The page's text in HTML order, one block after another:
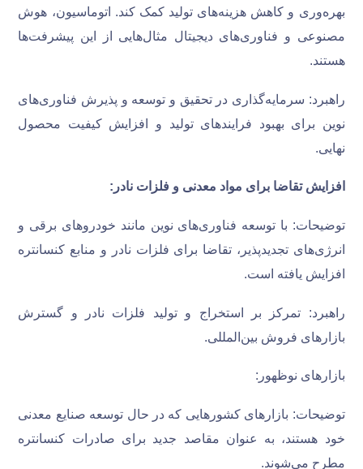
بهره‌وری و کاهش هزینه‌های تولید کمک کند. اتوماسیون، هوش
مصنوعی و فناوری‌های دیجیتال مثال‌هایی از این پیشرفت‌ها
هستند.
راهبرد: سرمایه‌گذاری در تحقیق و توسعه و پذیرش فناوری‌های
نوین برای بهبود فرایندهای تولید و افزایش کیفیت محصول
نهایی.
افزایش تقاضا برای مواد معدنی و فلزات نادر :
توضیحات: با توسعه فناوری‌های نوین مانند خودروهای برقی و
انرژی‌های تجدیدپذیر، تقاضا برای فلزات نادر و منابع کنسانتره
افزایش یافته است.
راهبرد: تمرکز بر استخراج و تولید فلزات نادر و گسترش
بازارهای فروش بین‌المللی.
بازارهای نوظهور:
توضیحات: بازارهای کشورهایی که در حال توسعه صنایع معدنی
خود هستند، به عنوان مقاصد جدید برای صادرات کنسانتره
مطرح می‌شوند.